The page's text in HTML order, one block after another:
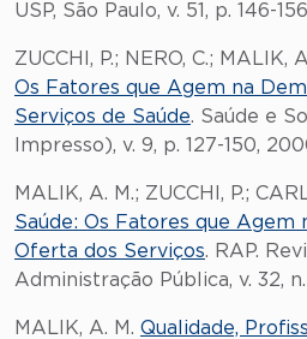
USP, São Paulo, v. 51, p. 146-
ZUCCHI, P.; NERO, C.; MALIK,
Os Fatores que Agem na
Serviços de Saúde. Saúde e
Impresso), v. 9, p. 127-150,
MALIK, A. M.; ZUCCHI, P.;
Saúde: Os Fatores que Agem
Oferta dos Serviços. RAP.
Administração Pública, v. 32, n.
MALIK, A. M. Qualidade,